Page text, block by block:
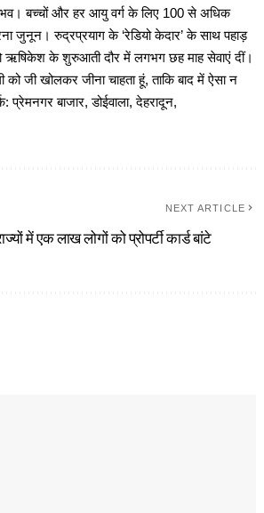
बच्चों और हर आयु वर्ग के लिए 100 से अधिक
जुनून। रुद्रप्रयाग के ‘रेडियो केदार’ के साथ पहाड़
ऋषिकेश के शुरुआती दौर में लगभग छह माह सेवाएं दीं।
जी खोलकर जीना चाहता हूं, ताकि बाद में ऐसा न
प्रेमनगर बाजार, डोईवाला, देहरादून,
NEXT ARTICLE
में एक लाख लोगों को प्रोपर्टी कार्ड बांटे